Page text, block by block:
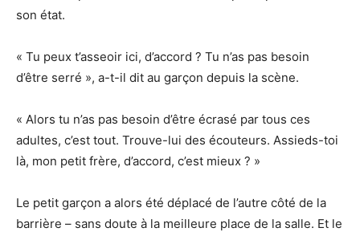
son état.
« Tu peux t’asseoir ici, d’accord ? Tu n’as pas besoin
d’être serré », a-t-il dit au garçon depuis la scène.
« Alors tu n’as pas besoin d’être écrasé par tous ces
adultes, c’est tout. Trouve-lui des écouteurs. Assieds-toi
là, mon petit frère, d’accord, c’est mieux ? »
Le petit garçon a alors été déplacé de l’autre côté de la
barrière – sans doute à la meilleure place de la salle. Et le